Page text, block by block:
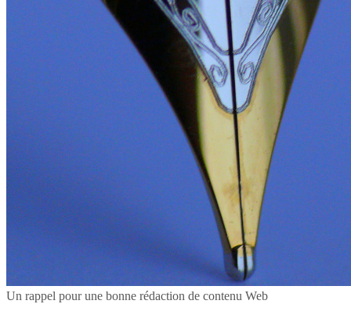
Un rappel pour une bonne rédaction de contenu Web